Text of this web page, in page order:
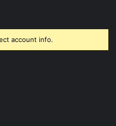
account info.